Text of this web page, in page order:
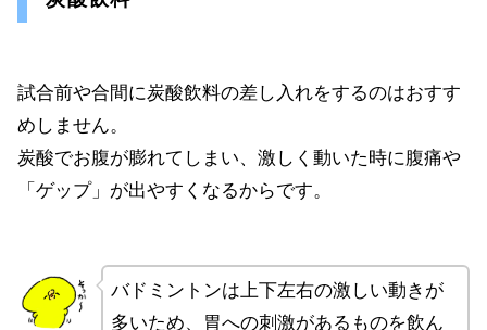
試合前や合間に炭酸飲料の差し入れをするのはおすす
めしません。
炭酸でお腹が膨れてしまい、激しく動いた時に腹痛や
「ゲップ」が出やすくなるからです。
バドミントンは上下左右の激しい動きが
多いため、胃への刺激があるものを飲ん